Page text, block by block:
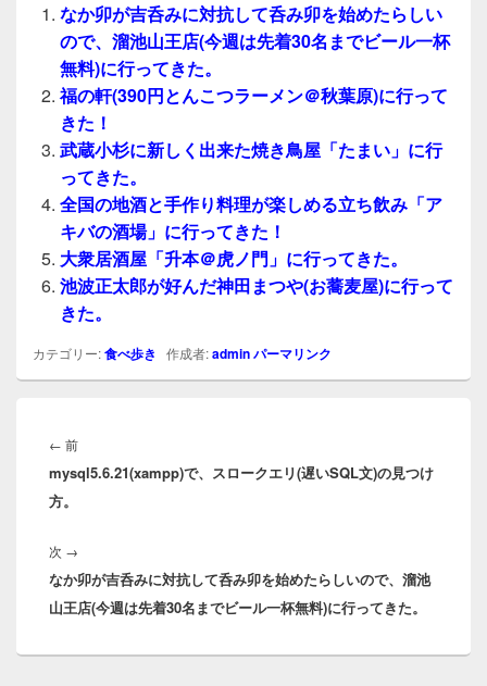
なか卯が吉呑みに対抗して呑み卯を始めたらしい
ので、溜池山王店(今週は先着30名までビール一杯
無料)に行ってきた。
福の軒(390円とんこつラーメン＠秋葉原)に行って
きた！
武蔵小杉に新しく出来た焼き鳥屋「たまい」に行
ってきた。
全国の地酒と手作り料理が楽しめる立ち飲み「ア
キバの酒場」に行ってきた！
大衆居酒屋「升本＠虎ノ門」に行ってきた。
池波正太郎が好んだ神田まつや(お蕎麦屋)に行って
きた。
カテゴリー:食べ歩き 作成者:adminパーマリンク
稿
ナ
ビ
ゲ
シ
ョ
ン
← 前前
の
mysql5.6.21(xampp)で、スロークエリ(遅いSQL文)の見つけ
方。
次 →
の
投
なか卯が吉呑みに対抗して呑み卯を始めたらしいので、溜池
山王店(今週は先着30名までビール一杯無料)に行ってきた。